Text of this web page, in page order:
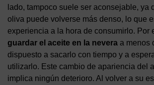
lado, tampoco suele ser aconsejable, ya
oliva puede volverse más denso, lo que
experiencia a la hora de consumirlo. Por
guardar el aceite en la nevera a menos
dispuesto a sacarlo con tiempo y a
utilizarlo. Este cambio de apariencia del
implica ningún deterioro. Al volver a su